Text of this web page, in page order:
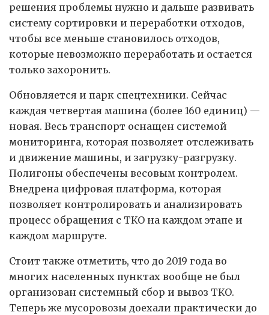
решения проблемы нужно и дальше развивать
систему сортировки и переработки отходов,
чтобы все меньше становилось отходов,
которые невозможно переработать и остается
только захоронить.
Обновляется и парк спецтехники. Сейчас
каждая четвертая машина (более 160 единиц) —
новая. Весь транспорт оснащен системой
мониторинга, которая позволяет отслеживать
и движение машины, и загрузку-разгрузку.
Полигоны обеспечены весовым контролем.
Внедрена цифровая платформа, которая
позволяет контролировать и анализировать
процесс обращения с ТКО на каждом этапе и
каждом маршруте.
Стоит также отметить, что до 2019 года во
многих населенных пунктах вообще не был
организован системный сбор и вывоз ТКО.
Теперь же мусоровозы доехали практически до